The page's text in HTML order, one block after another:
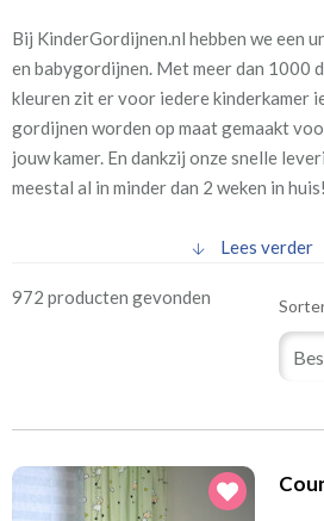
Fantasie(19)
Hartjes (32)
Prikkelarme gordijnen
Retro(26)
Ruitjes (24)
Strepen (45)
Cartoon(53)
Cowboys en Indianen (5)
Dino's(11)
Bij KinderGordijnen.nl hebben we een
en babygordijnen. Met meer dan 1000
kleuren zit er voor iedere kinderkamer
gordijnen worden op maat gemaakt
jouw kamer. En dankzij onze snelle
meestal al in minder dan 2 weken in huis!
Lees verder
972 producten gevonden